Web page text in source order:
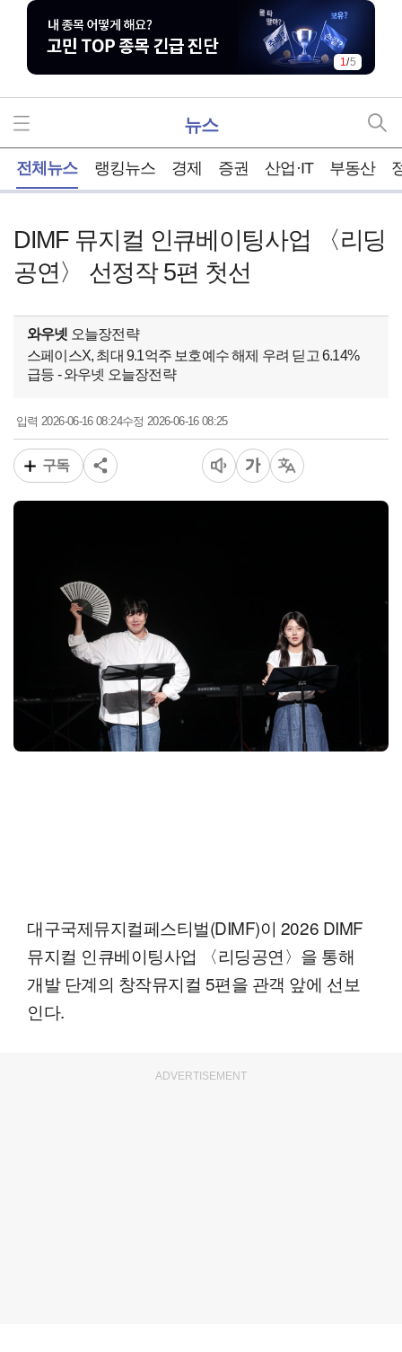
2/5
뉴스
전체뉴스 랭킹뉴스 경제 증권 산업·IT 부동산
DIMF 뮤지컬 인큐베이팅사업 〈리딩
공연〉 선정작 5편 첫선
와우넷 오늘장전략
스페이스X, 최대 9.1억주 보호예수 해제 우려 딛고 6.14%
급등 - 와우넷 오늘장전략
입력2026-06-16 08:24수정 2026-06-16 08:25
구독
대구국제뮤지컬페스티벌(DIMF)이 2026 DIMF
뮤지컬 인큐베이팅사업 〈리딩공연〉을 통해
개발 단계의 창작뮤지컬 5편을 관객 앞에 선보
인다.
ADVERTISEMENT